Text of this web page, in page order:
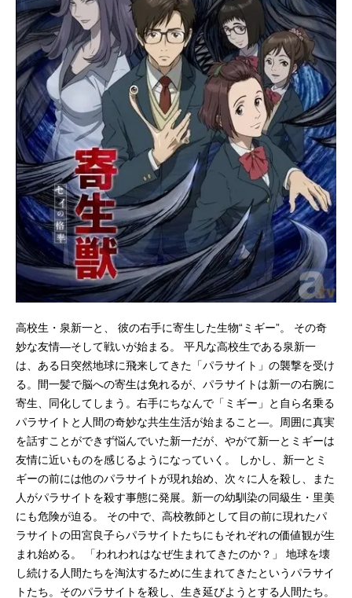
高校生・泉新一と、 彼の右手に寄生した生物“ミギー”。 その奇
妙な友情―そして戦いが始まる。 平凡な高校生である泉新一
は、ある日突然地球に飛来してきた「パラサイト」の襲撃を受け
る。間一髪で脳への寄生は免れるが、パラサイトは新一の右腕に
寄生、同化してしまう。右手にちなんで「ミギー」と自ら名乗る
パラサイトと人間の奇妙な共生生活が始まること―。周囲に真実
を話すことができず悩んでいた新一だが、やがて新一とミギーは
友情に近いものを感じるようになっていく。 しかし、新一とミ
ギーの前には他のパラサイトが現れ始め、次々に人を殺し、また
人がパラサイトを殺す事態に発展。新一の幼馴染の同級生・里美
にも危険が迫る。 その中で、高校教師として目の前に現れたパ
ラサイトの田宮良子らパラサイトたちにもそれぞれの価値観が生
まれ始める。 「われわれはなぜ生まれてきたのか？」 地球を壊
し続ける人間たちを淘汰するために生まれてきたというパラサイ
トたち。そのパラサイトを殺し、生き延びようとする人間たち。